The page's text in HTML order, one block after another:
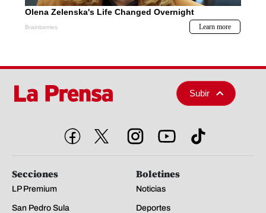
Subir
Secciones
LP Premium
San Pedro Sula
Boletines
Noticias
Deportes